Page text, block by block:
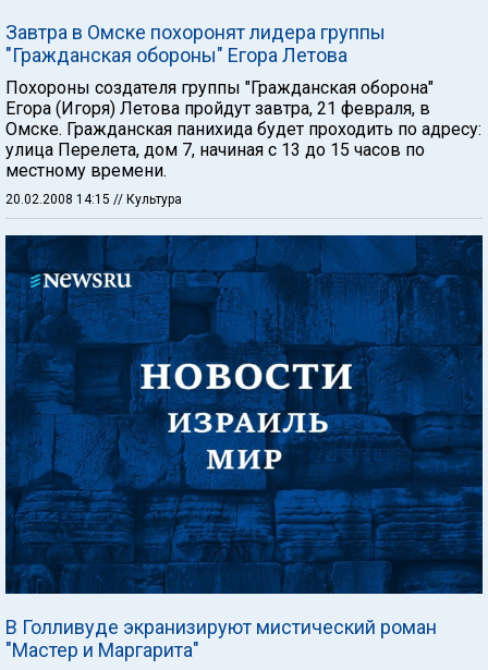
Завтра в Омске похоронят лидера группы
"Гражданская обороны" Егора Летова
Похороны создателя группы "Гражданская оборона"
Егора (Игоря) Летова пройдут завтра, 21 февраля, в
Омске. Гражданская панихида будет проходить по адресу:
улица Перелета, дом 7, начиная с 13 до 15 часов по
местному времени.
20.02.2008 14:15 // Культура
В Голливуде экранизируют мистический роман
"Мастер и Маргарита"